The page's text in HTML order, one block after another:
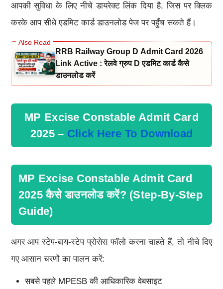
आपकी सुविधा के लिए नीचे डायरेक्ट लिंक दिया है, जिस पर क्लिक
करके आप सीधे एडमिट कार्ड डाउनलोड पेज पर पहुँच सकते हैं।
RRB Railway Group D Admit Card 2026
Link Active : रेलवे ग्रुप D एडमिट कार्ड कैसे
डाउनलोड करें
MP Excise Constable Admit Card
2025 – Click Here To Download
MP Excise Constable Admit Card
2025 कैसे डाउनलोड करें? (Step-By-Step
Guide)
अगर आप स्टेप-बाय-स्टेप प्रोसेस फॉलो करना चाहते हैं, तो नीचे दिए
गए आसान चरणों का पालन करें:
सबसे पहले MPESB की आधिकारिक वेबसाइट